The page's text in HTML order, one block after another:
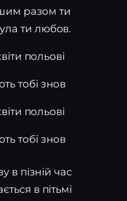
разом ти
ти любов.
польові
тобі знов
польові
тобі знов
в пізній час
в пітьмі